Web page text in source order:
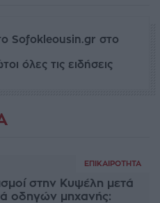
Sofokleousin.gr στο
όλες τις ειδήσεις
ΕΠΙΚΑΙΡΌΤΗΤΑ
στην Κυψέλη μετά
οδηγών μηχανής: